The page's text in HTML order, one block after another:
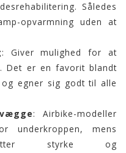
Således
opvarmning uden at
: Giver mulighed for at
Det er en favorit blandt
egner sig godt til alle
: Airbike-modeller
underkroppen, mens
styrke og